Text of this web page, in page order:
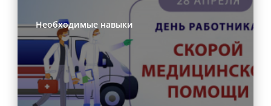
Необходимые навыки